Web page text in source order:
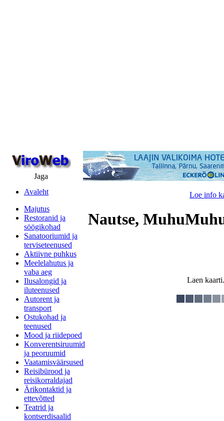
Jaga
Avaleht
Majutus
Restoranid ja
söögikohad
Sanatooriumid ja
terviseteenused
Aktiivne puhkus
Meelelahutus ja
vaba aeg
Ilusalongid ja
iluteenused
Autorent ja
transport
Ostukohad ja
teenused
Mood ja riidepoed
Konverentsiruumid
ja peoruumid
Vaatamisväärsused
Reisibürood ja
reisikorraldajad
Ärikontaktid ja
ettevõtted
Teatrid ja
kontserdisaalid
Loe info
Nautse,
Laen